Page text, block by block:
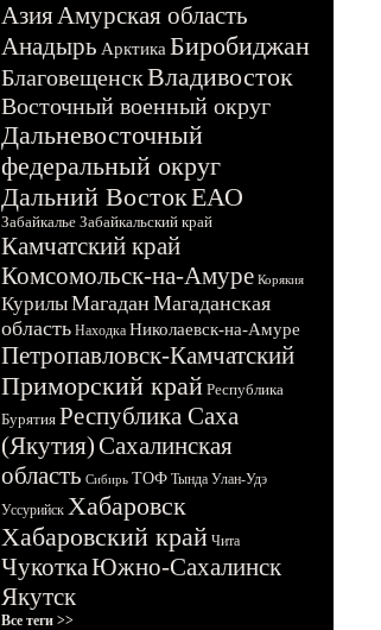
АзияАмурская область
Анадырь Арктика Биробиджан
БлаговещенскВладивосток
Восточный военный округ
Дальневосточный
федеральный округ
Дальний ВостокЕАО
Забайкалье Забайкальский край
Камчатский край
Комсомольск-на-Амуре Корякия
КурилыМагадан Магаданская
область Находка Николаевск-на-Амуре
Петропавловск-Камчатский
Приморский край Республика
Бурятия Республика Саха
(Якутия)Сахалинская
область Сибирь ТОФ Тында Улан-Удэ
Уссурийск Хабаровск
Хабаровский край Чита
ЧукоткаЮжно-Сахалинск
Якутск
Все теги >>